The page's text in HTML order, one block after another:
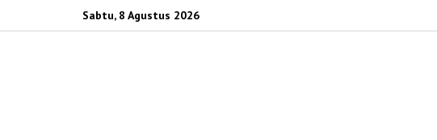
Sabtu, 8 Agustus 2026